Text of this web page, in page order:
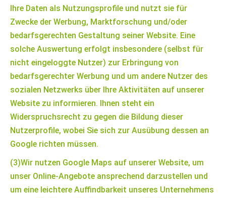
Ihre Daten als Nutzungsprofile und nutzt sie für
Zwecke der Werbung, Marktforschung und/oder
bedarfsgerechten Gestaltung seiner Website. Eine
solche Auswertung erfolgt insbesondere (selbst für
nicht eingeloggte Nutzer) zur Erbringung von
bedarfsgerechter Werbung und um andere Nutzer des
sozialen Netzwerks über Ihre Aktivitäten auf unserer
Website zu informieren. Ihnen steht ein
Widerspruchsrecht zu gegen die Bildung dieser
Nutzerprofile, wobei Sie sich zur Ausübung dessen an
Google richten müssen.
(3)Wir nutzen Google Maps auf unserer Website, um
unser Online-Angebote ansprechend darzustellen und
um eine leichtere Auffindbarkeit unseres Unternehmens